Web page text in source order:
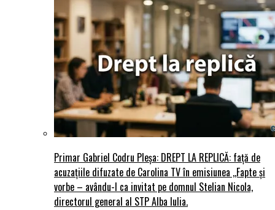
Primar Gabriel Codru Pleșa: DREPT LA REPLICĂ: față de
acuzațiile difuzate de Carolina TV în emisiunea ,,Fapte și
vorbe – avându-l ca invitat pe domnul Stelian Nicola,
directorul general al STP Alba Iulia.